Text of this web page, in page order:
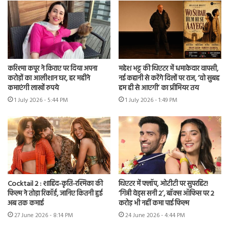
करिश्मा कपूर ने किराए पर दिया अपना
करोड़ों का आलीशान घर, हर महीने
कमाएंगी लाखों रुपये
1 July 2026 - 5:44 PM
महेश भट्ट की थिएटर में धमाकेदार वापसी,
नई कहानी से करेंगे दिलों पर राज, ‘वो सुबह
हम ही से आएगी’ का प्रीमियर तय
1 July 2026 - 1:49 PM
Cocktail 2 : शाहिद-कृति-रश्मिका की
फिल्म ने तोड़ा रिकॉर्ड, जानिए कितनी हुई
अब तक कमाई
27 June 2026 - 8:14 PM
थिएटर में फ्लॉप, ओटीटी पर सुपरहिट!
‘गिन्नी वेड्स सनी 2’, बॉक्स ऑफिस पर 2
करोड़ भी नहीं कमा पाई फिल्म
24 June 2026 - 4:44 PM